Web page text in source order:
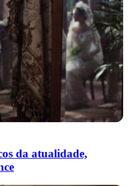
da atualidade,